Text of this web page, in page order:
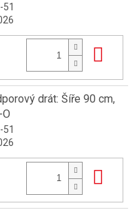
51
drát: Šíře 90 cm,
51